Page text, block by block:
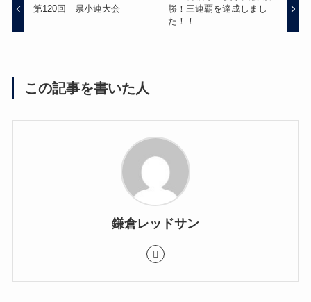
第120回 県小連大会
勝！三連覇を達成しまし
た！！
この記事を書いた人
鎌倉レッドサン